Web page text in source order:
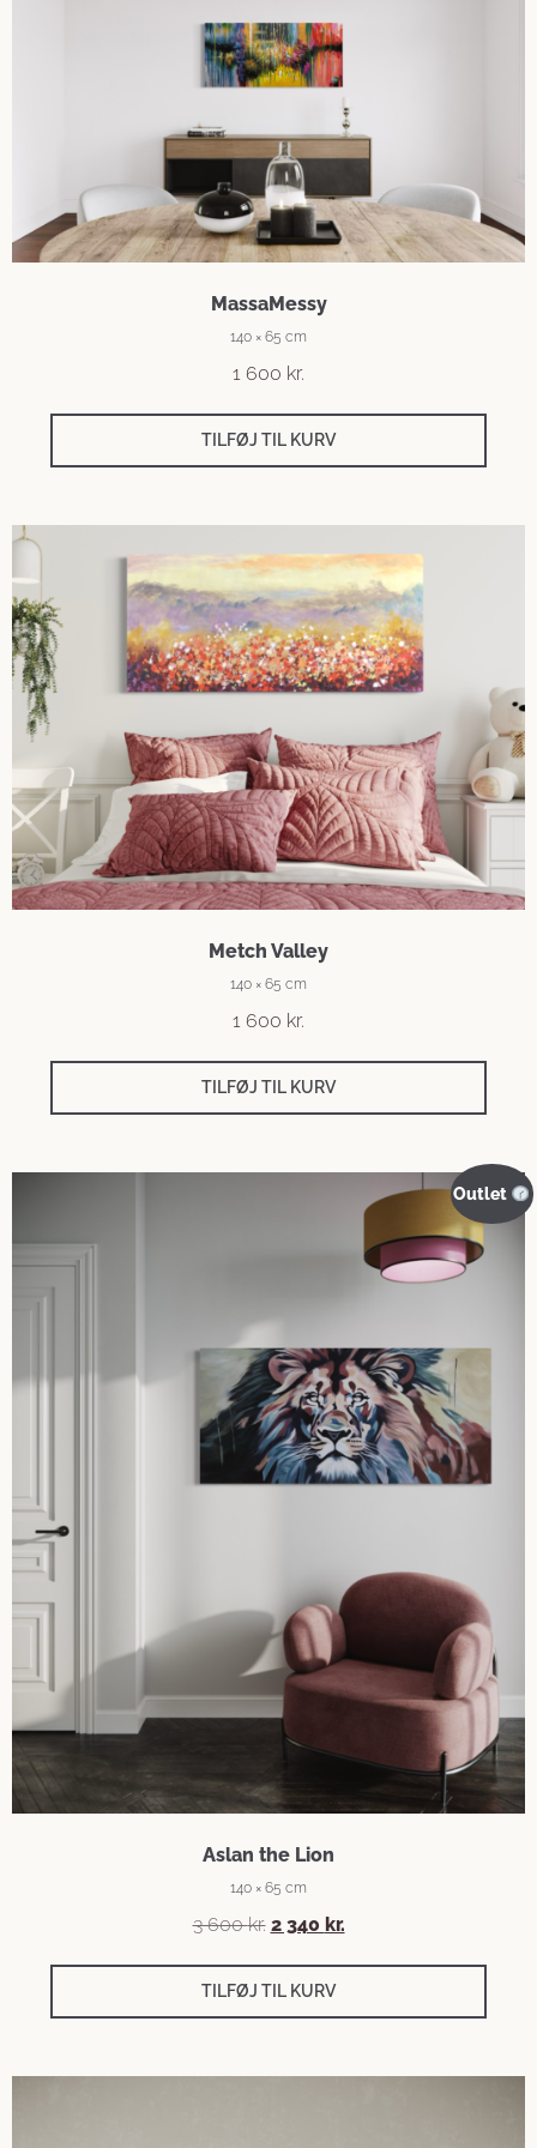
MassaMessy
140 × 65 cm
1 600 kr.
TILFØJ TIL KURV
Metch Valley
140 × 65 cm
1 600 kr.
TILFØJ TIL KURV
Outlet
Aslan the Lion
140 × 65 cm
3 600kr. 2 340 kr.
TILFØJ TIL KURV